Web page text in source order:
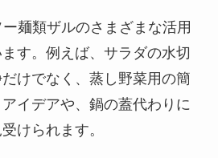
麺類ザルのさまざまな活用
す。例えば、サラダの水切
けでなく、蒸し野菜用の簡
イデアや、鍋の蓋代わりに
けられます。